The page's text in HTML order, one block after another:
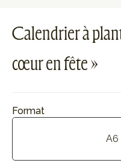
Calendrier à
cœur en fête »
Format
A6